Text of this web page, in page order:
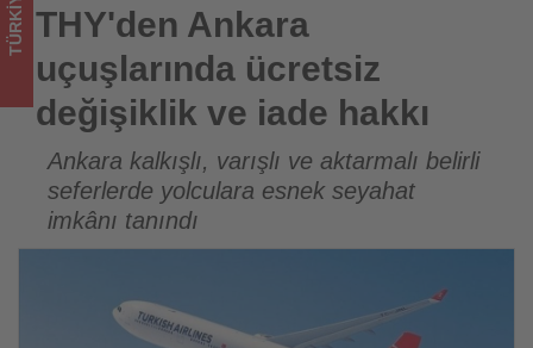
sizler
için
turizmde
olup
bitenleri
takip
ediyor!
THY'den Ankara uçuşlarında ücretsiz değişiklik ve iade hakkı
TÜRKIYE THY'den Ankara
uçuşlarında ücretsiz
değişiklik ve iade hakkı
Ankara kalkışlı, varışlı ve aktarmalı belirli
seferlerde yolculara esnek seyahat
imkânı tanındı